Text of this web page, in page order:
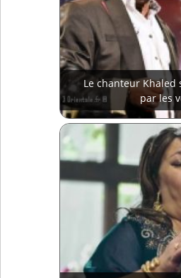
Le chanteur Khaled
par les